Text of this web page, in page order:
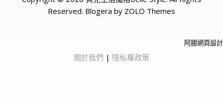
Reserved. Blogera by ZOLO Themes
阿腸網頁設計
關於我們 | 隱私權政策